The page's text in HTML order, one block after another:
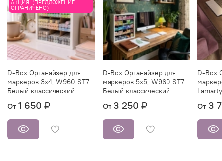
АКЦИЯ! (ПРЕДЛОЖЕНИЕ
ОГРАНИЧЕНО)
D-Box Органайзер для
маркеров 3х4, W960 ST7
Белый классический
От 1 650 ₽
D-Box Органайзер для
маркеров 5х5, W960 ST7
Белый классический
От 3 250 ₽
D-Box
Lamarty
От 3